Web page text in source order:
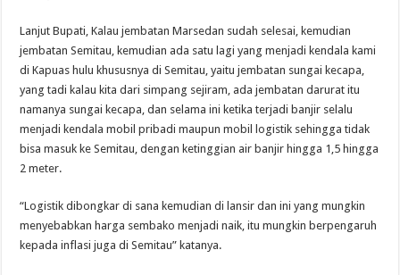
Lanjut Bupati, Kalau jembatan Marsedan sudah selesai, kemudian
jembatan Semitau, kemudian ada satu lagi yang menjadi kendala kami
di Kapuas hulu khususnya di Semitau, yaitu jembatan sungai kecapa,
yang tadi kalau kita dari simpang sejiram, ada jembatan darurat itu
namanya sungai kecapa, dan selama ini ketika terjadi banjir selalu
menjadi kendala mobil pribadi maupun mobil logistik sehingga tidak
bisa masuk ke Semitau, dengan ketinggian air banjir hingga 1,5 hingga
2 meter.
“Logistik dibongkar di sana kemudian di lansir dan ini yang mungkin
menyebabkan harga sembako menjadi naik, itu mungkin berpengaruh
kepada inflasi juga di Semitau” katanya.